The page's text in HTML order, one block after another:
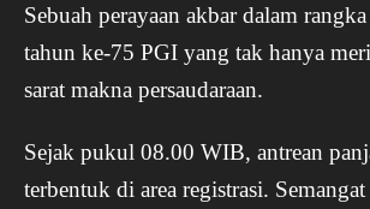
Sebuah perayaan akbar dalam
tahun ke-75 PGI yang tak hanya
sarat makna persaudaraan.
Sejak pukul 08.00 WIB, antrean
terbentuk di area registrasi. Semangat